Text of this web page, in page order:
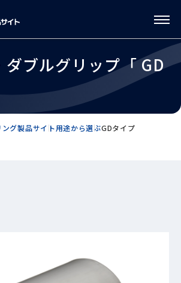
ダブルグリップ「 GD
グ製品サイト用途から選ぶGDタイプ